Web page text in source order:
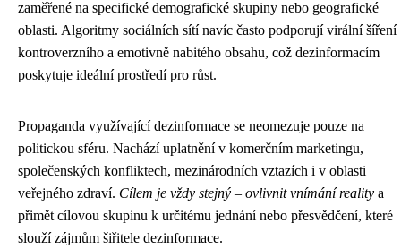
zaměřené na specifické demografické skupiny nebo geografické
oblasti. Algoritmy sociálních sítí navíc často podporují virální šíření
kontroverzního a emotivně nabitého obsahu, což dezinformacím
poskytuje ideální prostředí pro růst.
Propaganda využívající dezinformace se neomezuje pouze na
politickou sféru. Nachází uplatnění v komerčním marketingu,
společenských konfliktech, mezinárodních vztazích i v oblasti
veřejného zdraví. Cílem je vždy stejný – ovlivnit vnímání reality a
přimět cílovou skupinu k určitému jednání nebo přesvědčení, které
slouží zájmům šiřitele dezinformace.